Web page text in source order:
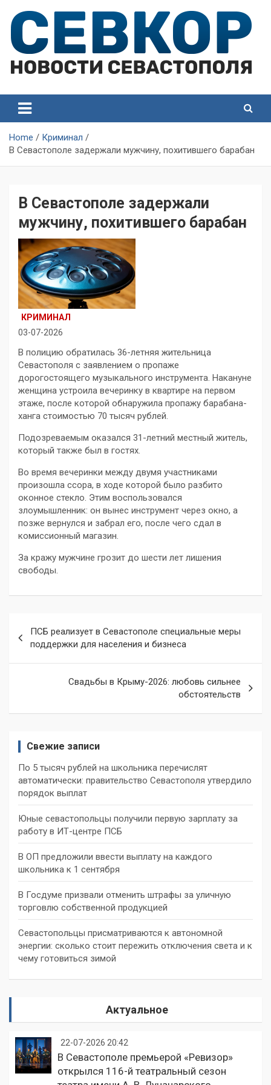
content
Севастополя
Севастополя
Home
Криминал
В Севастополе задержали мужчину, похитившего барабан
В Севастополе задержали
мужчину, похитившего барабан
КРИМИНАЛ
03-07-2026
В полицию обратилась 36-летняя жительница
Севастополя с заявлением о пропаже
дорогостоящего музыкального инструмента. Накануне
женщина устроила вечеринку в квартире на первом
этаже, после которой обнаружила пропажу барабана-
хангa стоимостью 70 тысяч рублей.
Подозреваемым оказался 31-летний местный житель,
который также был в гостях.
Во время вечеринки между двумя участниками
произошла ссора, в ходе которой было разбито
оконное стекло. Этим воспользовался
злоумышленник: он вынес инструмент через окно, а
позже вернулся и забрал его, после чего сдал в
комиссионный магазин.
За кражу мужчине грозит до шести лет лишения
свободы.
по
записям
ПСБ реализует в Севастополе специальные меры
поддержки для населения и бизнеса
Свадьбы в Крыму-2026: любовь сильнее
обстоятельств
Свежие записи
По 5 тысяч рублей на школьника перечислят
автоматически: правительство Севастополя утвердило
порядок выплат
Юные севастопольцы получили первую зарплату за
работу в ИТ-центре ПСБ
В ОП предложили ввести выплату на каждого
школьника к 1 сентября
В Госдуме призвали отменить штрафы за уличную
торговлю собственной продукцией
Севастопольцы присматриваются к автономной
энергии: сколько стоит пережить отключения света и к
чему готовиться зимой
Актуальное
22-07-2026 20:42
В Севастополе премьерой «Ревизор»
открылся 116-й театральный сезон